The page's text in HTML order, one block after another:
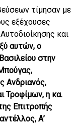
τίμησαν με
εξέχουσες
και
αυτών, ο
στην
Ανδριανός,
Τροφίμων, η κα.
Επιτροπής
A’